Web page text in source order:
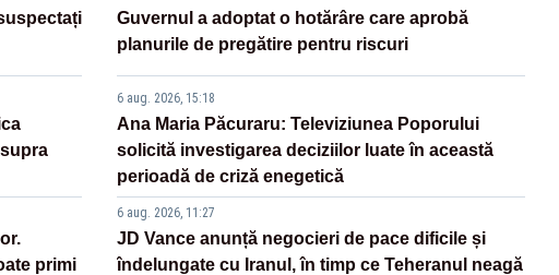
primi
Guvernul a adoptat o hotărâre care aprobă
planurile de pregătire pentru riscuri
6 aug. 2026, 15:18
Ana Maria Păcuraru: Televiziunea Poporului
solicită investigarea deciziilor luate în această
perioadă de criză enegetică
6 aug. 2026, 11:27
JD Vance anunță negocieri de pace dificile și
îndelungate cu Iranul, în timp ce Teheranul neagă